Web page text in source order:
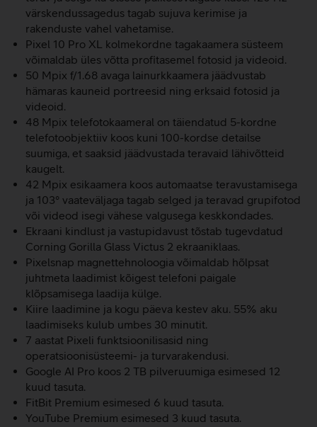
värskendussagedus tagab sujuva kerimise ja
rakenduste vahel vahetamise.
Pixel 10 Pro XL kolmekordne tagakaamera süsteem
võimaldab üles võtta profitasemel fotosid ja videoid.
50 Mpix f/1.68 avaga lainurkkaamera jäädvustab
hämaras kauneid portreesid ning erksaid fotosid ja
videoid.
48 Mpix telefotokaameral on täiendatud 5-kordne
telefotoobjektiiv koos kuni 100-kordse detailse
suumiga, et saaksid jäädvustada teravaid lähivõtteid
kaugelt.
42 Mpix esikaamera koos automaatse teravustamisega
ja 103° vaateväljaga tagab selged ja teravad grupifotod
või videod isegi vähese valgusega keskkondades.
Ekraani kindlust ja vastupidavust tõstab tugevdatud
Corning Gorilla Glass Victus 2 ekraaniklaas.
Pixelsnap magnettehnoloogia võimaldab hõlpsat
juhtmeta laadimist kõigest telefoni paigale
klõpsamisega laadija külge.
Kiire laadimine ja kogu päeva kestev aku. 55% aku
laadimiseks kulub umbes 30 minutit.
7 aastat Pixeli funktsioonilisasid ning
operatsioonisüsteemi- ja turvarakendusi.
Google AI Pro koos 2 TB pilveruumiga esimesed 12
kuud tasuta.
FitBit Premium esimesed 6 kuud tasuta.
YouTube Premium esimesed 3 kuud tasuta.